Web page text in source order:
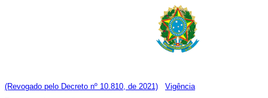
(Revogado pelo Decreto nº 10.810, de 2021)
Vigência